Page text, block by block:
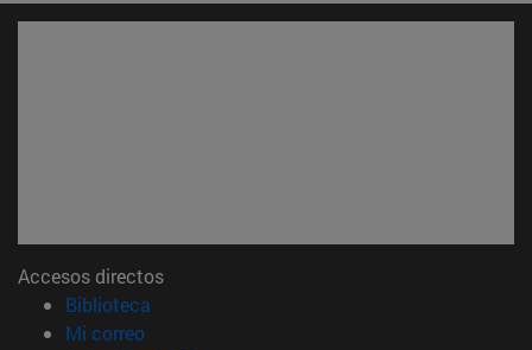
Accesos directos
Biblioteca
Mi correo(abre en nueva ventana)